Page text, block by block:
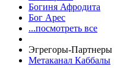
Богиня Афродита
Бог Арес
...посмотреть все
Эгрегоры-Партнеры
Метаканал Каббалы